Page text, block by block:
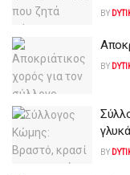
BY
BY
BY